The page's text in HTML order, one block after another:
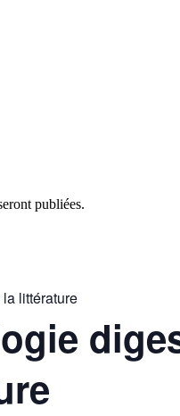
publiées.
littérature